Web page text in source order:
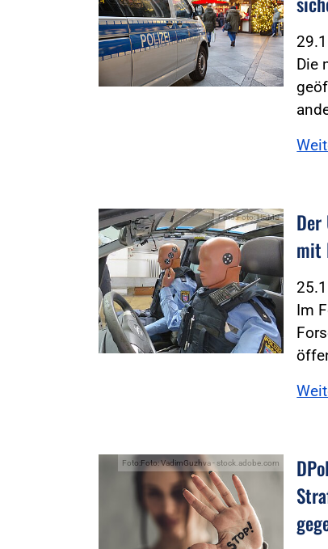
Die
Foto:Foto: HöMS
mit
Im
Foto:Foto: VadimGuzhva - stock.adobe.com